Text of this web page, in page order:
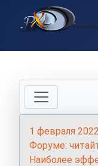
1 февраля
Форуме:
Наиболее